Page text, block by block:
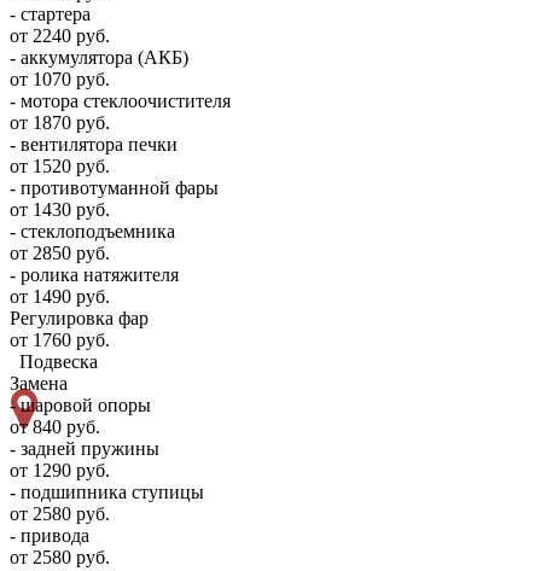
- стартера
от 2240 руб.
- аккумулятора (АКБ)
от 1070 руб.
- мотора стеклоочистителя
от 1870 руб.
- вентилятора печки
от 1520 руб.
- противотуманной фары
от 1430 руб.
- стеклоподъемника
от 2850 руб.
- ролика натяжителя
от 1490 руб.
Регулировка фар
от 1760 руб.
Подвеска
Замена
- шаровой опоры
от 840 руб.
- задней пружины
от 1290 руб.
- подшипника ступицы
от 2580 руб.
- привода
от 2580 руб.